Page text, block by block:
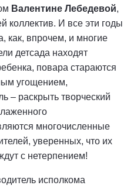
Валентине Лебедевой,
коллектив. И все эти годы
как, впрочем, и многие
детсада находят
повара стараются
угощением,
– раскрыть творческий
многочисленные
уверенных, что их
с нетерпением!
исполкома